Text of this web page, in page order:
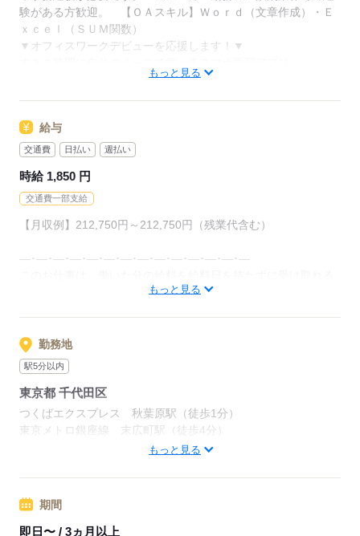
験がある方歓迎。 【ＯＡスキル】Ｗｏｒｄ（文章作成）・Ｅ
ｘｃｅｌ（ＳＵＭ関数）
▼オフィスワークデビューを応援します！▼
「ぽけっと」など未経験の方を支えるサポートが充実◎
もっと見る
給与
交通費 日払い 週払い
時給 1,850 円
交通費一部支給
【月収例】212,750円～212,750円（残業代含む）
―･―･―･―･―･―･―･―･―･―･―･―･―･―
『速払いサービス』を利用できます（利用規定あり）
もっと見る
勤務地
駅5分以内
東京都 千代田区
つくばエクスプレス 秋葉原駅（徒歩1分）
東京メトロ銀座線 末広町駅（徒歩4分）
―･―･―･―･―･―･―･―･―･―･―･―･―･―
データ入力などの人気お仕事も多数あり♪
パートからの収入アップも実績多数！
主婦（夫）の方のオフィスワークデビューを応援◎
もっと見る
期間
即日〜 / 3ヵ月以上